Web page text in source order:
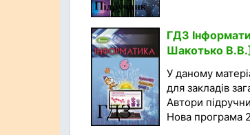
ГДЗ
Шакотько
У даному
для закладів
Автори
Нова програма